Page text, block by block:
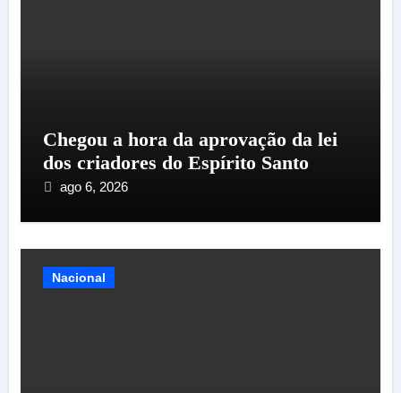
Chegou a hora da aprovação da lei
dos criadores do Espírito Santo
ago 6, 2026
Nacional